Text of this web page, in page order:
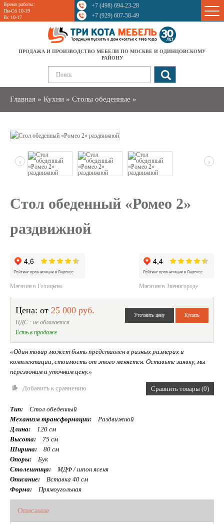
Время работы:
Пн-Сб 10-19
Вс 10-17
+7 (498) 694-23-28
+7 (929) 607-58-49
ПРОДАЖА И ПРОИЗВОДСТВО МЕБЕЛИ ПО МОСКВЕ И ОДИНЦОВСКОМУ
РАЙОНУ
Главная » Кухни » Столы обеденные »
Sale
‹ ›
Стол обеденный «Ромео 2»
раздвижной
Магазин в Голицыно Магазин в Звенигороде
Цена: от 25 000 руб.
НДС : не облагается
Есть в продаже
«Один товар может быть представлен в разных размерах и
комплектации, стоимость от этого меняется. Оставьте заявку, мы
перезвоним и уточним цену.»
Добавить к сравнению Сравнить товары (0)
Тип:
Стол обеденный
Механизм трансформации:
Раздвижной
Длина:
120 см
Высота:
75 см
Ширина:
80 см
Опоры:
Бук
Столешница:
МДФ / шпон ясеня
Описание:
Вставка 40 см
Форма:
Прямоугольная
Описание